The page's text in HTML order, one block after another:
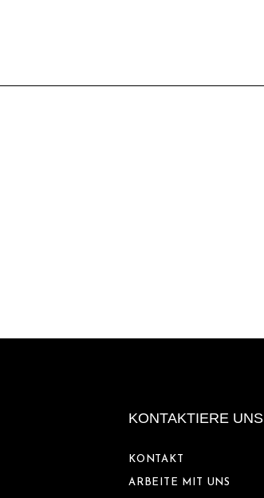
KONTAKTIERE UNS
KONTAKT
ARBEITE MIT UNS